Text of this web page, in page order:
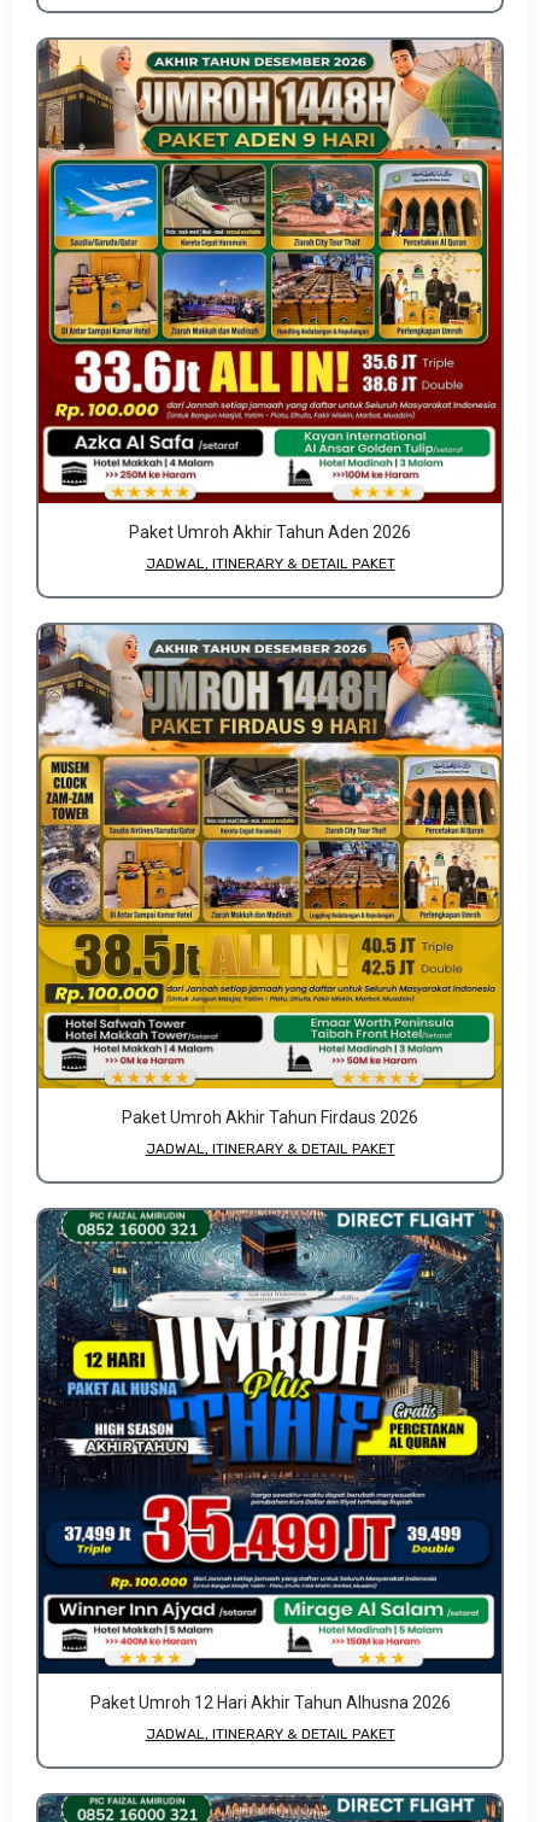
Paket Umroh Akhir Tahun Aden 2026
JADWAL, ITINERARY & DETAIL PAKET
Paket Umroh Akhir Tahun Firdaus 2026
JADWAL, ITINERARY & DETAIL PAKET
Paket Umroh 12 Hari Akhir Tahun Alhusna 2026
JADWAL, ITINERARY & DETAIL PAKET